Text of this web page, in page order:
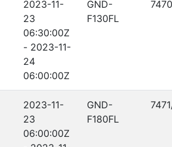
2023-11-
23
06:30:00Z
- 2023-11-
24
06:00:00Z
GND-
F130FL
2023-11-
23
06:00:00Z
GND-
F180FL